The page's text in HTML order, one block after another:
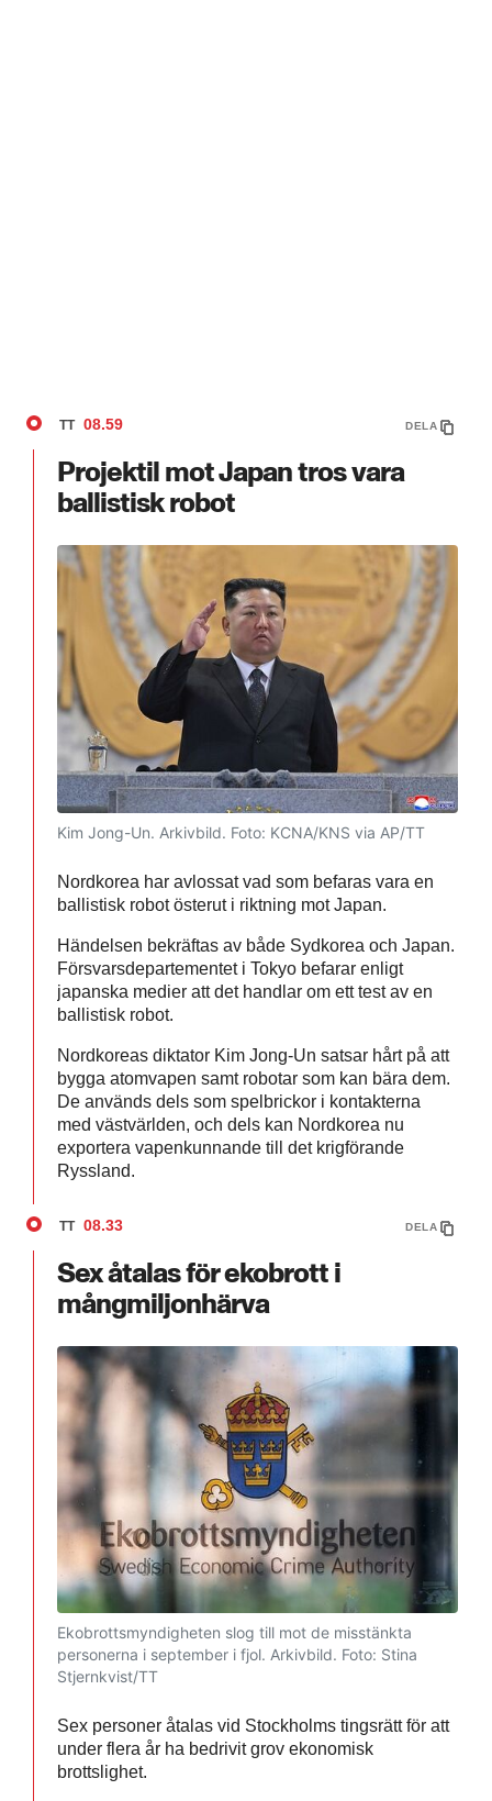
TT 08.59 DELA
Projektil mot Japan tros vara
ballistisk robot
Kim Jong-Un. Arkivbild. Foto: KCNA/KNS via AP/TT
Nordkorea har avlossat vad som befaras vara en
ballistisk robot österut i riktning mot Japan.
Händelsen bekräftas av både Sydkorea och Japan.
Försvarsdepartementet i Tokyo befarar enligt
japanska medier att det handlar om ett test av en
ballistisk robot.
Nordkoreas diktator Kim Jong-Un satsar hårt på att
bygga atomvapen samt robotar som kan bära dem.
De används dels som spelbrickor i kontakterna
med västvärlden, och dels kan Nordkorea nu
exportera vapenkunnande till det krigförande
Ryssland.
TT 08.33 DELA
Sex åtalas för ekobrott i
mångmiljonhärva
Ekobrottsmyndigheten slog till mot de misstänkta
personerna i september i fjol. Arkivbild. Foto: Stina
Stjernkvist/TT
Sex personer åtalas vid Stockholms tingsrätt för att
under flera år ha bedrivit grov ekonomisk
brottslighet.